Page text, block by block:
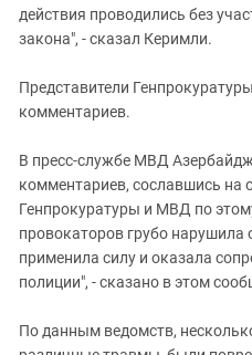
действия проводились без
закона", - сказал Керимли.
Представители
комментариев.
В пресс-службе МВД
комментариев, сославшись на
Генпрокуратуры и МВД по
провокаторов грубо
применила силу и оказала
полиции", - сказано в этом
По данным ведомств,